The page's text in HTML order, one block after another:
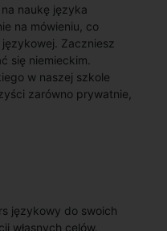
naukę języka
na mówieniu, co
Zaczniesz
się niemieckim.
w naszej szkole
zarówno prywatnie,
językowy do swoich
własnych celów.